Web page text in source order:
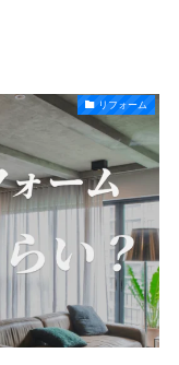
リフォーム